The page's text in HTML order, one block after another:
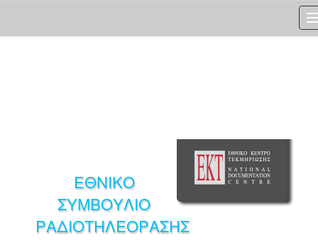
ΕΘΝΙΚΟ
ΣΥΜΒΟΥΛΙΟ
ΡΑΔΙΟΤΗΛΕΟΡΑΣΗΣ